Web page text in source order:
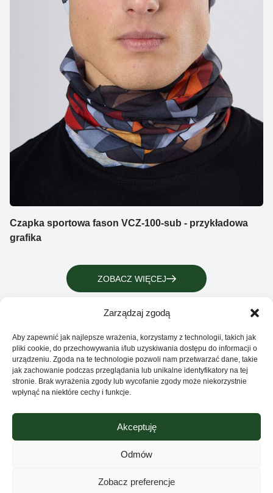
Zarządzaj zgodą
Aby zapewnić jak najlepsze wrażenia, korzystamy z technologii, takich jak
pliki cookie, do przechowywania i/lub uzyskiwania dostępu do informacji o
urządzeniu. Zgoda na te technologie pozwoli nam przetwarzać dane, takie
jak zachowanie podczas przeglądania lub unikalne identyfikatory na tej
stronie. Brak wyrażenia zgody lub wycofanie zgody może niekorzystnie
wpłynąć na niektóre cechy i funkcje.
Akceptuję
Odmów
Zobacz preferencje
Czapka sportowa fason VCZ-100-sub - przykładowa
grafika
ZOBACZ WIĘCEJ
Grupa Ventus Sp. z o.o.
Producent odzieży sportowej i reklamowej
NIP: 676-245-66-87 KRS 0000424254